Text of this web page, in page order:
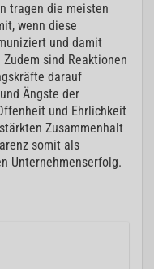
tragen die meisten
wenn diese
und damit
sind Reaktionen
darauf
Ängste der
und Ehrlichkeit
Zusammenhalt
somit als
Unternehmenserfolg.